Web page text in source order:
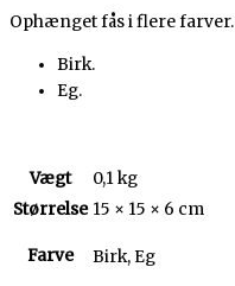
Ophænget fås i flere farver.
Birk.
Eg.
Vægt
0,1 kg
Størrelse 15 × 15 × 6 cm
Farve Birk, Eg